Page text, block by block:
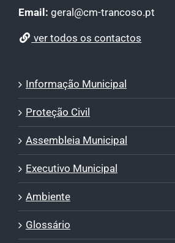
Email: geral@cm-trancoso.pt
ver todos os contactos
Informação Municipal
Proteção Civil
Assembleia Municipal
Executivo Municipal
Ambiente
Glossário